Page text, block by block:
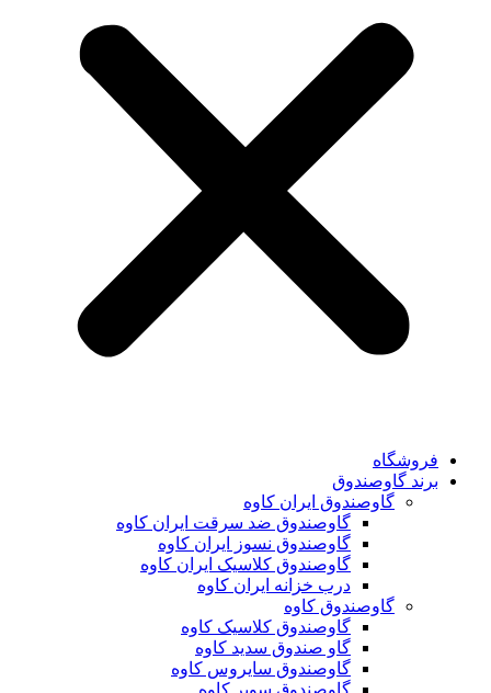
فروشگاه
برند گاوصندوق
گاوصندوق ایران کاوه
گاوصندوق ضد سرقت ایران کاوه
گاوصندوق نسوز ایران کاوه
گاوصندوق کلاسیک ایران کاوه
درب خزانه ایران کاوه
گاوصندوق کاوه
گاوصندوق کلاسیک کاوه
گاو صندوق سدید کاوه
گاوصندوق سایروس کاوه
گاوصندوق سوپر کاوه